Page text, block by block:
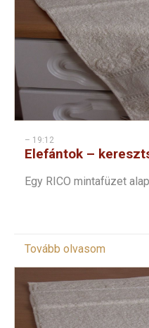
– 19:12
Elefántok –
Egy RICO mintafüzet
Tovább olvasom